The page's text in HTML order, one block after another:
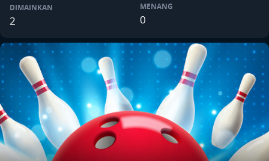
DIMAINKAN
2
MENANG
0